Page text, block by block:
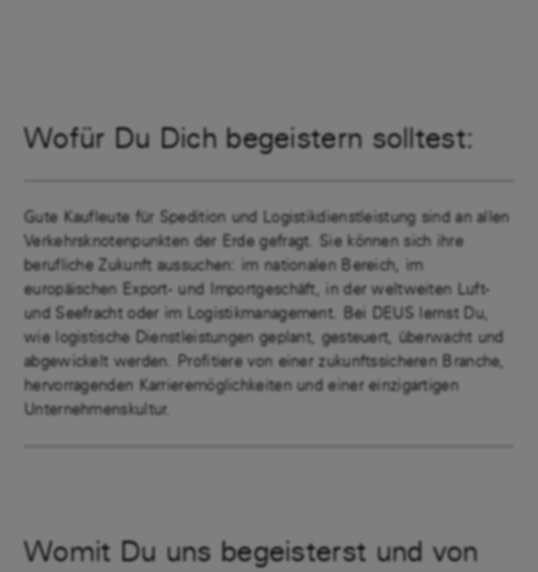
Wofür Du Dich begeistern solltest:
Gute Kaufleute für Spedition und Logistikdienstleistung sind an allen
Verkehrsknotenpunkten der Erde gefragt. Sie können sich ihre
berufliche Zukunft aussuchen: im nationalen Bereich, im
europäischen Export- und Importgeschäft, in der weltweiten Luft-
und Seefracht oder im Logistikmanagement. Bei DEUS lernst Du,
wie logistische Dienstleistungen geplant, gesteuert, überwacht und
abgewickelt werden. Profitiere von einer zukunftssicheren Branche,
hervorragenden Karrieremöglichkeiten und einer einzigartigen
Unternehmenskultur.
Womit Du uns begeisterst und von